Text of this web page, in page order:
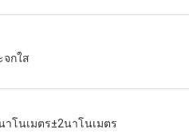
จกใส
าโนเมตร±2นาโนเมตร